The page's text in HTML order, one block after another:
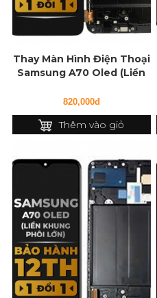
Thay Màn Hình Điện Thoại
Samsung A70 Oled (Liền
820,000đ
Thêm vào giỏ